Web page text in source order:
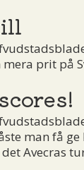
prit på
man få
Avecras